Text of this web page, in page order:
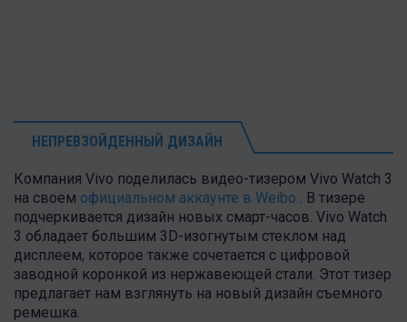
НЕПРЕВЗОЙДЕННЫЙ ДИЗАЙН
Компания Vivo поделилась видео-тизером Vivo Watch 3
на своем официальном аккаунте в Weibo . В тизере
подчеркивается дизайн новых смарт-часов. Vivo Watch
3 обладает большим 3D-изогнутым стеклом над
дисплеем, которое также сочетается с цифровой
заводной коронкой из нержавеющей стали. Этот тизер
предлагает нам взглянуть на новый дизайн съемного
ремешка.